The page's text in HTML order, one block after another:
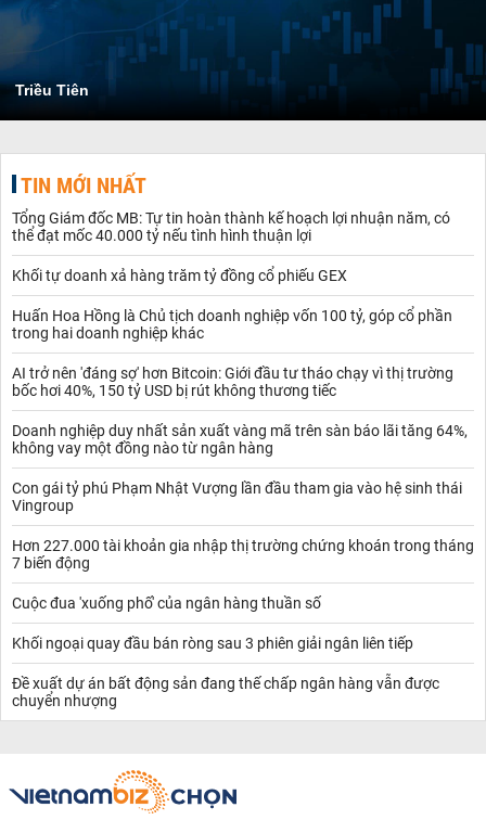
Triều Tiên
TIN MỚI NHẤT
Tổng Giám đốc MB: Tự tin hoàn thành kế hoạch lợi nhuận năm, có
thể đạt mốc 40.000 tỷ nếu tình hình thuận lợi
Khối tự doanh xả hàng trăm tỷ đồng cổ phiếu GEX
Huấn Hoa Hồng là Chủ tịch doanh nghiệp vốn 100 tỷ, góp cổ phần
trong hai doanh nghiệp khác
AI trở nên 'đáng sợ' hơn Bitcoin: Giới đầu tư tháo chạy vì thị trường
bốc hơi 40%, 150 tỷ USD bị rút không thương tiếc
Doanh nghiệp duy nhất sản xuất vàng mã trên sàn báo lãi tăng 64%,
không vay một đồng nào từ ngân hàng
Con gái tỷ phú Phạm Nhật Vượng lần đầu tham gia vào hệ sinh thái
Vingroup
Hơn 227.000 tài khoản gia nhập thị trường chứng khoán trong tháng
7 biến động
Cuộc đua 'xuống phố' của ngân hàng thuần số
Khối ngoại quay đầu bán ròng sau 3 phiên giải ngân liên tiếp
Đề xuất dự án bất động sản đang thế chấp ngân hàng vẫn được
chuyển nhượng